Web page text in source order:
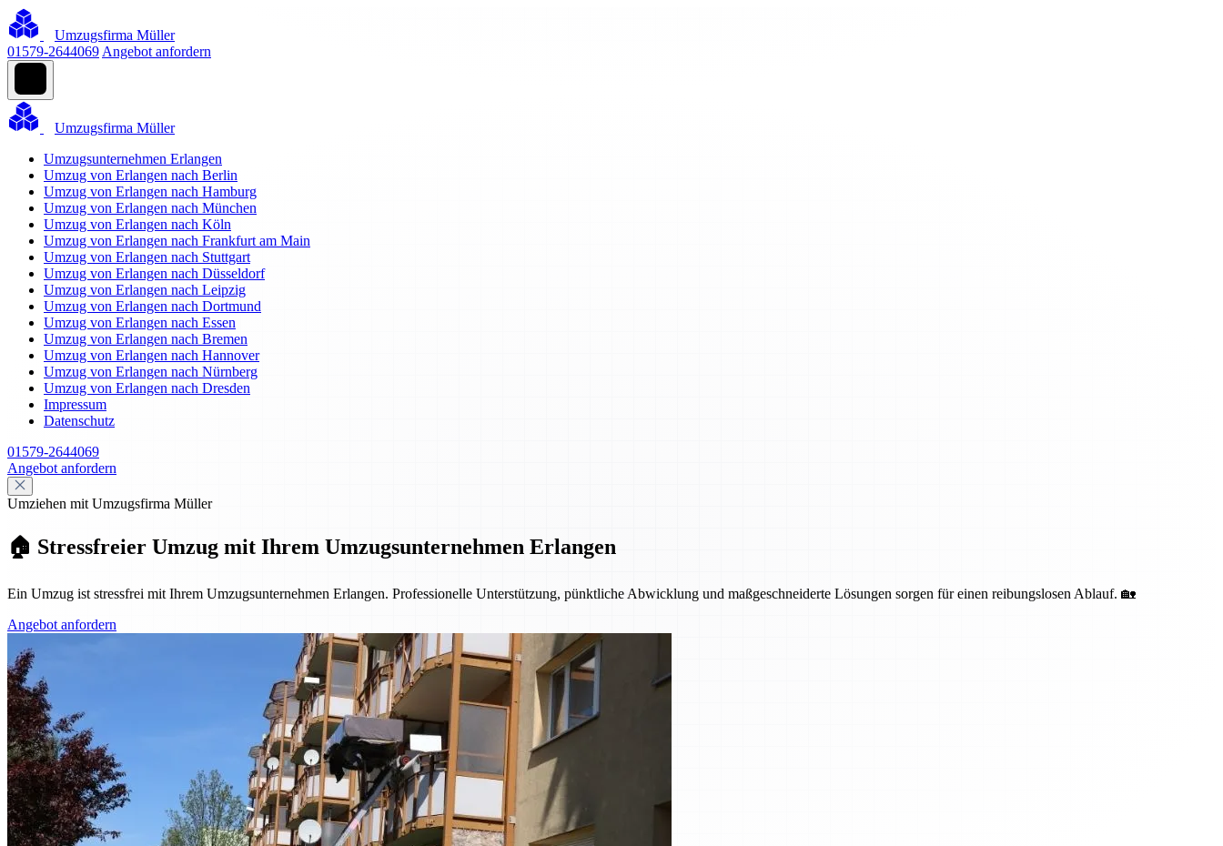
Umzugsfirma Müller
01579-2644069 Angebot anfordern
Umzugsfirma Müller
Umzugsunternehmen Erlangen
Umzug von Erlangen nach Berlin
Umzug von Erlangen nach Hamburg
Umzug von Erlangen nach München
Umzug von Erlangen nach Köln
Umzug von Erlangen nach Frankfurt am Main
Umzug von Erlangen nach Stuttgart
Umzug von Erlangen nach Düsseldorf
Umzug von Erlangen nach Leipzig
Umzug von Erlangen nach Dortmund
Umzug von Erlangen nach Essen
Umzug von Erlangen nach Bremen
Umzug von Erlangen nach Hannover
Umzug von Erlangen nach Nürnberg
Umzug von Erlangen nach Dresden
Impressum
Datenschutz
01579-2644069
Angebot anfordern
Umziehen mit Umzugsfirma Müller
🏠 Stressfreier Umzug mit Ihrem Umzugsunternehmen Erlangen
Ein Umzug ist stressfrei mit Ihrem Umzugsunternehmen Erlangen. Professionelle Unterstützung, pünktliche Abwicklung und maßgeschneiderte Lösungen sorgen für einen reibungslosen Ablauf. 🏡
Angebot anfordern